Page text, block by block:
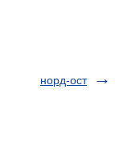
норд-ост